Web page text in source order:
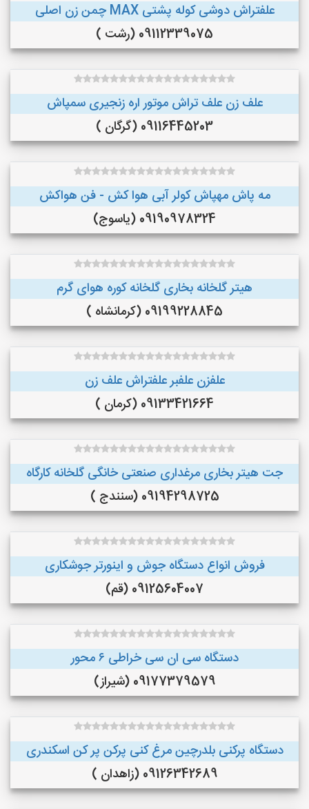
علفتراش دوشی کوله پشتی MAX چمن زن اصلی
09112339075 (رشت )
علف زن علف تراش موتور اره زنجیری سمپاش
09116445203 (گرگان )
مه پاش مهپاش کولر آبی هوا کش - فن هواکش
09190978324 (یاسوج)
هیتر گلخانه بخاری گلخانه کوره هوای گرم
09199228845 (کرمانشاه )
علفزن علفبر علفتراش علف زن
09133421664 (کرمان )
جت هیتر بخاری مرغداری صنعتی خانگی گلخانه کارگاه
09194298725 (سنندج )
فروش انواع دستگاه جوش و اینورتر جوشکاری
09125604007 (قم)
دستگاه سی ان سی خراطی ۶ محور
09177379579 (شیراز)
دستگاه پرکنی بلدرچین مرغ کنی پرکن پر کن اسکندری
09126342689 (زاهدان )